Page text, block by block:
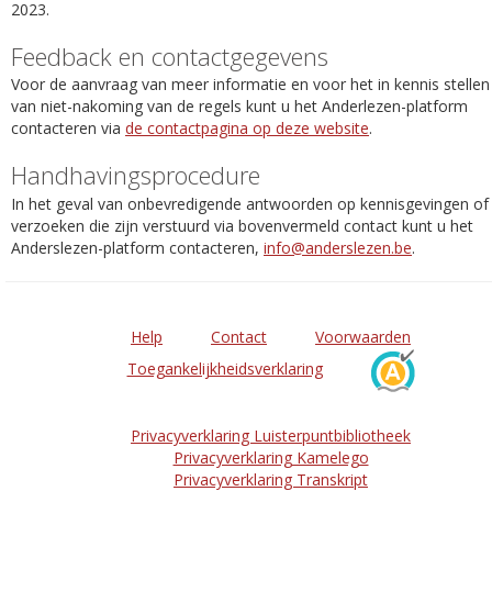
2023.
Feedback en contactgegevens
Voor de aanvraag van meer informatie en voor het in kennis stellen
van niet-nakoming van de regels kunt u het Anderlezen-platform
contacteren via de contactpagina op deze website.
Handhavingsprocedure
In het geval van onbevredigende antwoorden op kennisgevingen of
verzoeken die zijn verstuurd via bovenvermeld contact kunt u het
Anderslezen-platform contacteren, info@anderslezen.be.
Help Contact
Voorwaarden
Toegankelijkheidsverklaring
Privacyverklaring Luisterpuntbibliotheek
Privacyverklaring Kamelego
Privacyverklaring Transkript